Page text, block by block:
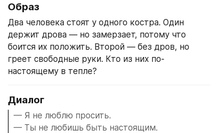
Образ
Два человека стоят у одного костра. Один
держит дрова — но замерзает, потому что
боится их положить. Второй — без дров, но
греет свободные руки. Кто из них по-
настоящему в тепле?
Диалог
— Я не люблю просить.
— Ты не любишь быть настоящим.